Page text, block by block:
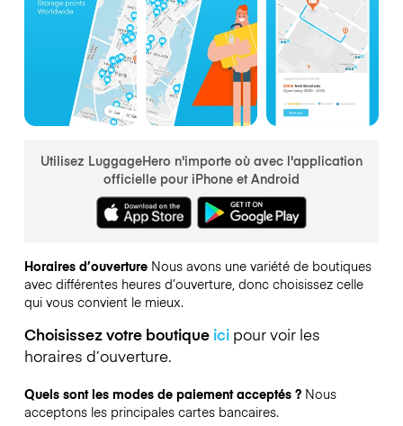
Utilisez LuggageHero n'importe où avec l'application
officielle pour iPhone et Android
Horaires d’ouverture Nous avons une variété de boutiques
avec différentes heures d’ouverture, donc choisissez celle
qui vous convient le mieux.
Choisissez votre boutique icipour voir les
horaires d’ouverture.
Quels sont les modes de paiement acceptés ? Nous
acceptons les principales cartes bancaires.